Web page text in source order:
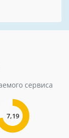
сервиса
7,19